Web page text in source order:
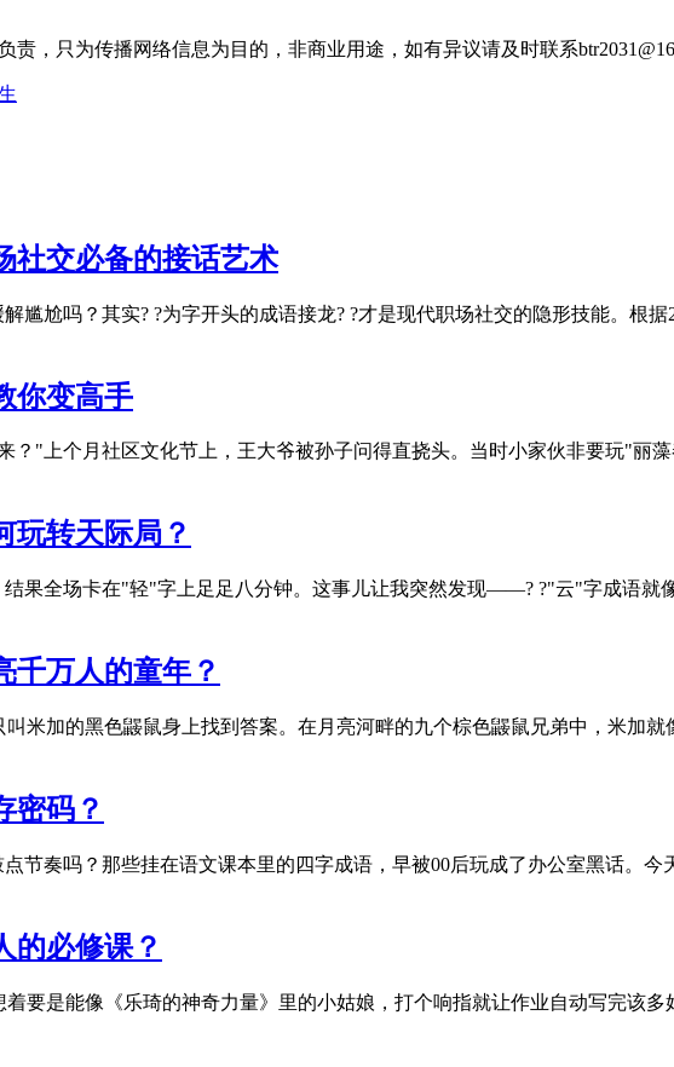
，只为传播网络信息为目的，非商业用途，如有异议请及时联系
社交必备的接话艺术
尴尬吗？其实? ?为字开头的成语接龙? ?才是现代职场社交的隐形技能。根
你变高手
？"上个月社区文化节上，王大爷被孙子问得直挠头。当时小家伙非要玩"丽
玩转天际局？
结果全场卡在"轻"字上足足八分钟。这事儿让我突然发现——? ?"云"字成语就
千万人的童年？
米加的黑色鼹鼠身上找到答案。在月亮河畔的九个棕色鼹鼠兄弟中，米加
密码？
节奏吗？那些挂在语文课本里的四字成语，早被00后玩成了办公室黑话。
的必修课？
要是能像《乐琦的神奇力量》里的小姑娘，打个响指就让作业自动写完该